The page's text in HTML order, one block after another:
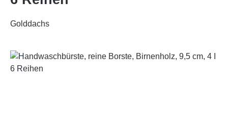
Golddachs
Bildergalerie überspringen